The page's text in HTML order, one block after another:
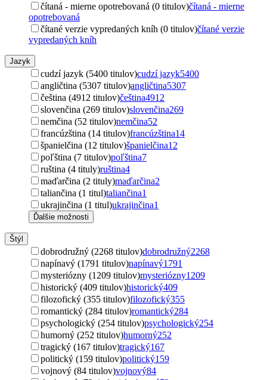
čítaná - mierne opotrebovaná (0 titulov)čítaná - mierne
opotrebovaná
čítané verzie vypredaných kníh (0 titulov)čítané verzie
vypredaných kníh
Jazyk
cudzí jazyk (5400 titulov)cudzí jazyk5400
angličtina (5307 titulov)angličtina5307
čeština (4912 titulov)čeština4912
slovenčina (269 titulov)slovenčina269
nemčina (52 titulov)nemčina52
francúzština (14 titulov)francúzština14
španielčina (12 titulov)španielčina12
poľština (7 titulov)poľština7
ruština (4 tituly)ruština4
maďarčina (2 tituly)maďarčina2
taliančina (1 titul)taliančina1
ukrajinčina (1 titul)ukrajinčina1
Ďalšie možnosti
Štýl
dobrodružný (2268 titulov)dobrodružný2268
napínavý (1791 titulov)napínavý1791
mysteriózny (1209 titulov)mysteriózny1209
historický (409 titulov)historický409
filozofický (355 titulov)filozofický355
romantický (284 titulov)romantický284
psychologický (254 titulov)psychologický254
humorný (252 titulov)humorný252
tragický (167 titulov)tragický167
politický (159 titulov)politický159
vojnový (84 titulov)vojnový84